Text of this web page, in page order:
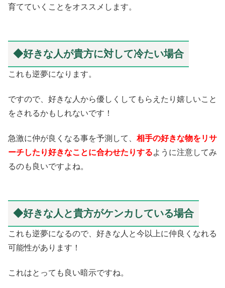
育てていくことをオススメします。
◆好きな人が貴方に対して冷たい場合
これも逆夢になります。
ですので、好きな人から優しくしてもらえたり嬉しいこと
をされるかもしれないです！
急激に仲が良くなる事を予測して、 相手の好きな物をリサ
ーチしたり好きなことに合わせたりするように注意してみ
るのも良いですよね。
◆好きな人と貴方がケンカしている場合
これも逆夢になるので、好きな人と今以上に仲良くなれる
可能性があります！
これはとっても良い暗示ですね。